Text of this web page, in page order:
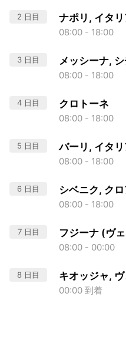
2 日目 ナポリ, イタ
08:00 - 18:00
3 日目 メッシーナ,
08:00 - 18:00
4 日目 クロトーネ
08:00 - 18:00
5 日目 バーリ, イタ
08:00 - 18:00
6 日目 シベニク, ク
08:00 - 18:00
7 日目 フジーナ (ヴ
08:00 - 00:00
8 日目 キオッジャ,
00:00 到着